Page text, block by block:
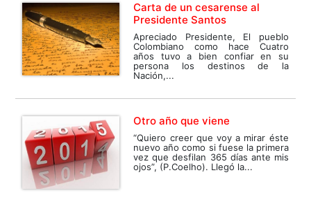
Carta de un cesarense al
Presidente Santos
Apreciado Presidente, El pueblo
Colombiano como hace Cuatro
años tuvo a bien confiar en su
persona los destinos de la
Nación,...
Otro año que viene
“Quiero creer que voy a mirar éste
nuevo año como si fuese la primera
vez que desfilan 365 días ante mis
ojos”, (P.Coelho). Llegó la...